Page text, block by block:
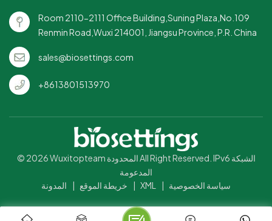
Room 2110-2111 Office Building,Suning Plaza,No.109
Renmin Road,Wuxi 214001, Jiangsu Province, P.R. China
sales@biosettings.com
+8613801513970
© 2026 Wuxitopteam المحدودة All Right Reserved. IPv6 الشبكة
المدعومة
المدونة
خريطة الموقع XML سياسة الخصوصية